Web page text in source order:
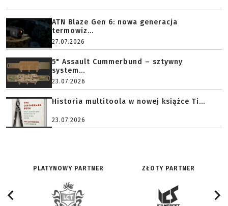
ATN Blaze Gen 6: nowa generacja
termowiz...
27.07.2026
5" Assault Cummerbund – sztywny
system...
23.07.2026
Historia multitoola w nowej książce Ti...
23.07.2026
PLATYNOWY PARTNER ZŁOTY PARTNER